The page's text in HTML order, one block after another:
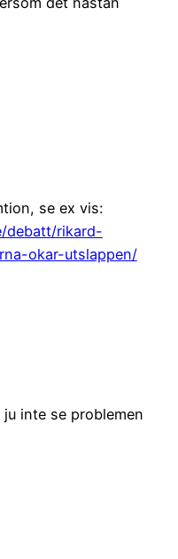
se ex vis:
debatt/rikard-
okar-utslappen/
inte se problemen